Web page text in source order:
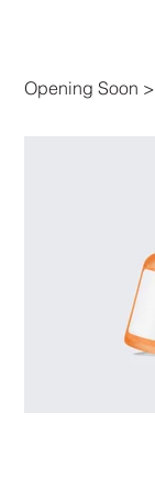
Opening Soon >